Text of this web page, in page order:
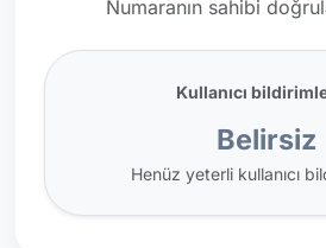
Numaranın sahibi
Kullanıcı
Belirsiz
Henüz yeterli kullanıcı